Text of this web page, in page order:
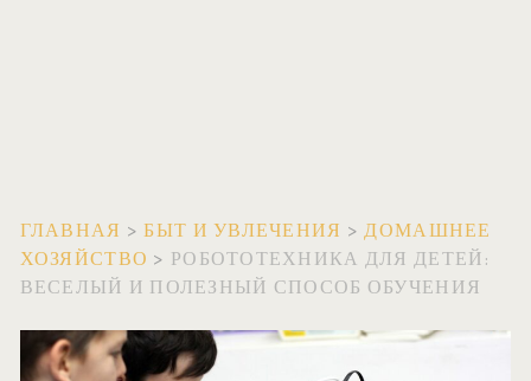
ГЛАВНАЯ >БЫТ И УВЛЕЧЕНИЯ >ДОМАШНЕЕ
ХОЗЯЙСТВО > РОБОТОТЕХНИКА ДЛЯ ДЕТЕЙ:
ВЕСЕЛЫЙ И ПОЛЕЗНЫЙ СПОСОБ ОБУЧЕНИЯ